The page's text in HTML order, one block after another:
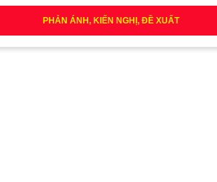
PHẢN ÁNH, KIẾN NGHỊ, ĐỀ XUẤT